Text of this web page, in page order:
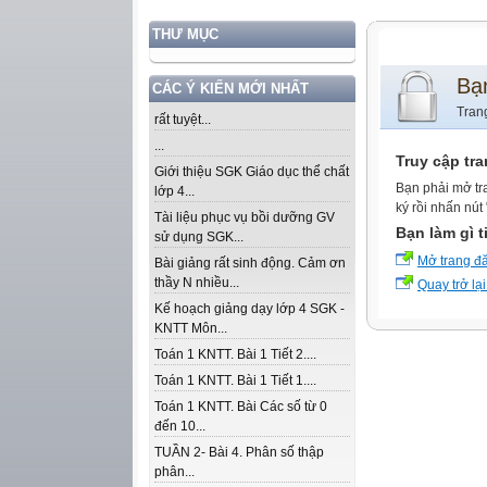
THƯ MỤC
CÁC Ý KIẾN MỚI NHẤT
rất tuyệt...
...
Giới thiệu SGK Giáo dục thể chất
lớp 4...
Tài liệu phục vụ bồi dưỡng GV
sử dụng SGK...
Bài giảng rất sinh động. Cảm ơn
thầy N nhiều...
Kế hoạch giảng dạy lớp 4 SGK -
KNTT Môn...
Toán 1 KNTT. Bài 1 Tiết 2....
Toán 1 KNTT. Bài 1 Tiết 1....
Toán 1 KNTT. Bài Các số từ 0
đến 10...
TUẦN 2- Bài 4. Phân số thập
phân...
Truy cập
Bạn phải mở
ký rồi nhấn
Bạn làm gì
Mở trang
Quay trở